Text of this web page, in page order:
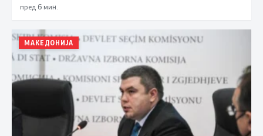
пред 6 мин.
МАКЕДОНИЈА